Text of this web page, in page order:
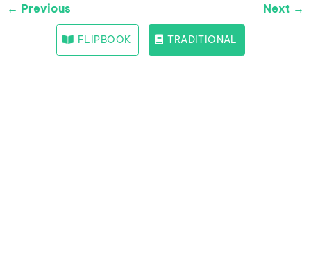
← Previous Next →
FLIPBOOK TRADITIONAL